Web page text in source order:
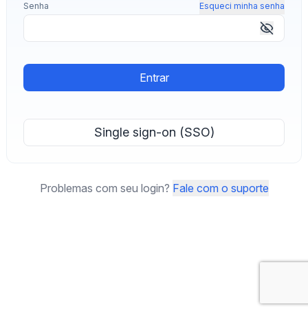
Senha Esqueci minha senha
Entrar
Single sign-on (SSO)
Problemas com seu login? Fale com o suporte